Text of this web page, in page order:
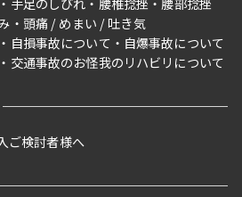
手足のしびれ 腰椎捻挫
腰部捻挫
頭痛 / めまい / 吐き気
自損事故について
自爆事故について
交通事故のお怪我のリハビリについて
ご検討者様へ